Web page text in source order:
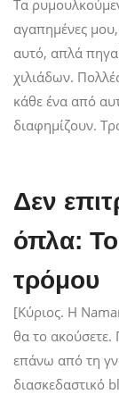
Τα
αγαπημένες
αυτό, απλά
χιλιάδων.
κάθε ένα από
διαφημίζουν.
Δεν
όπλα: Το
τρόμου
[Κύριος. Η
θα το ακούσετε.
επάνω από τη
διασκεδαστικό